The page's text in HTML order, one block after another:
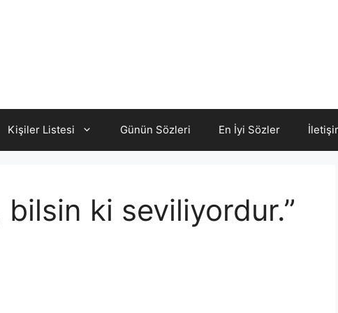
Kişiler Listesi Günün Sözleri En İyi Sözler
ki seviliyordur.”